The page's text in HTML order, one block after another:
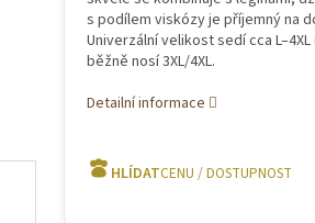
s podílem viskózy je příjemný na
Univerzální velikost sedí cca
běžně nosí 3XL/4XL.
Detailní informace
HLÍDAT